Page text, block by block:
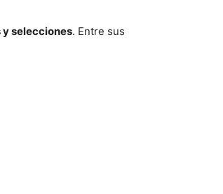
selecciones. Entre sus